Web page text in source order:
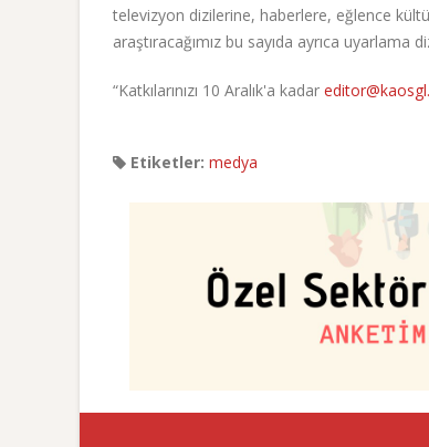
televizyon dizilerine, haberlere, eğlence
araştıracağımız bu sayıda ayrıca
“Katkılarınızı 10 Aralık'a kadar
Etiketler: medya